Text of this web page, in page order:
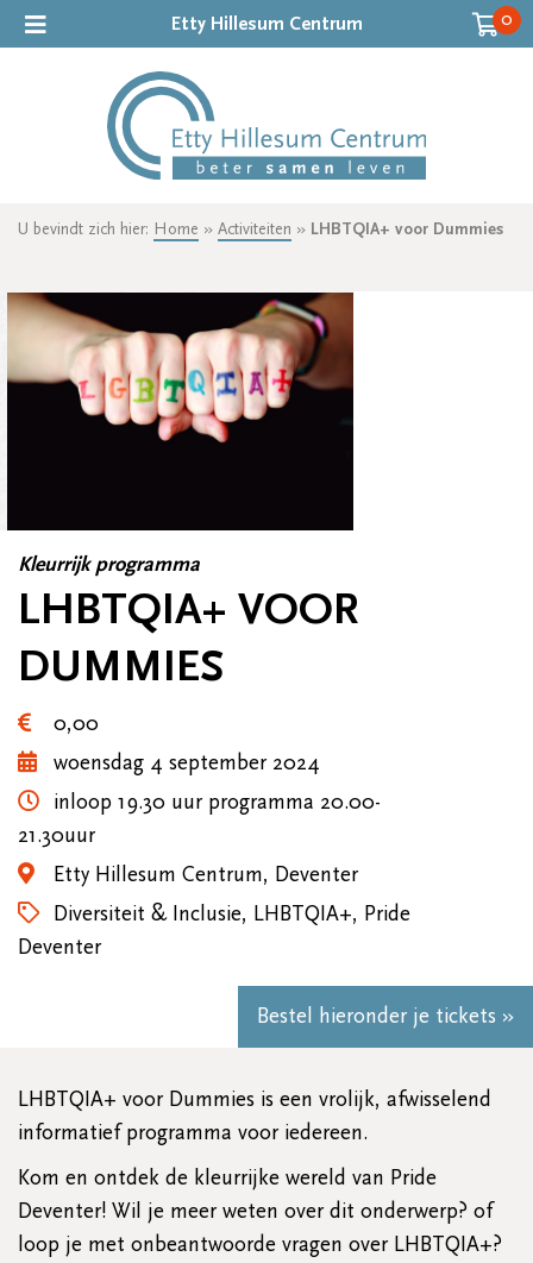
Etty Hillesum Centrum 0
U bevindt zich hier: Home » Activiteiten » LHBTQIA+ voor Dummies
Bestel hieronder je tickets »
Kleurrijk programma
LHBTQIA+ VOOR
DUMMIES
0,00
woensdag 4 september 2024
inloop 19.30 uur programma 20.00-
21.30uur
Etty Hillesum Centrum, Deventer
Diversiteit & Inclusie, LHBTQIA+, Pride
Deventer
LHBTQIA+ voor Dummies is een vrolijk, afwisselend
informatief programma voor iedereen.
Kom en ontdek de kleurrijke wereld van Pride
Deventer! Wil je meer weten over dit onderwerp? of
loop je met onbeantwoorde vragen over LHBTQIA+?